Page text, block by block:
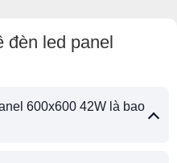
đèn led panel
600x600 42W là bao